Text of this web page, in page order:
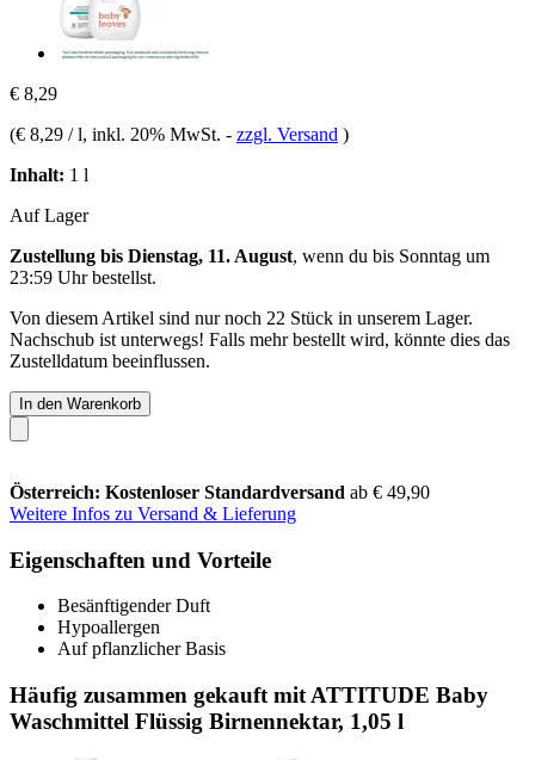
€ 8,29
(€ 8,29 / l, inkl. 20% MwSt. - zzgl. Versand )
Inhalt: 1 l
Auf Lager
Zustellung bis Dienstag, 11. August, wenn du bis Sonntag um
23:59 Uhrbestellst.
Von diesem Artikel sind nur noch 22 Stück in unserem Lager.
Nachschub ist unterwegs! Falls mehr bestellt wird, könnte dies das
Zustelldatum beeinflussen.
In den Warenkorb
Österreich: Kostenloser Standardversand ab € 49,90
Weitere Infos zu Versand & Lieferung
Eigenschaften und Vorteile
Besänftigender Duft
Hypoallergen
Auf pflanzlicher Basis
Häufig zusammen gekauft mit ATTITUDE Baby
Waschmittel Flüssig Birnennektar, 1,05 l